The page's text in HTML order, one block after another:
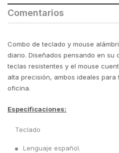
Comentarios
Combo de teclado y mouse
diario. Diseñados pensando en su
teclas resistentes y el mouse
alta precisión, ambos ideales
oficina.
Especificaciones:
Teclado
Lenguaje español.